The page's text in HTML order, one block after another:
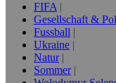
FIFA
Gesellschaft &
Fussball
Ukraine
Natur
Sommer